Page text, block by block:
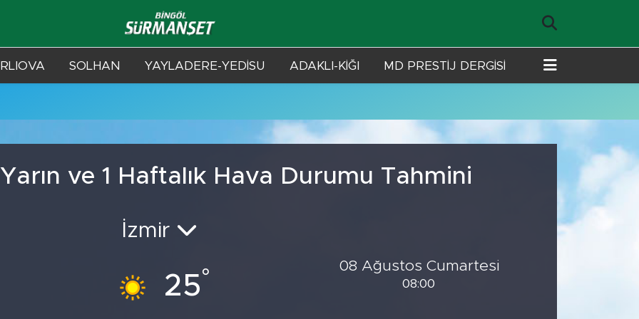
SOLHAN YAYLADERE-YEDİSU ADAKLI-KİĞI MD PRESTİJ DERGİSİ
ve 1 Haftalık Hava Durumu Tahmini
İzmir
25°
08 Ağustos Cumartesi
08:00